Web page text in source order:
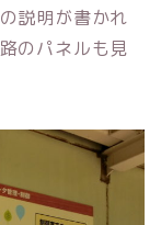
説明が書かれ
のパネルも見